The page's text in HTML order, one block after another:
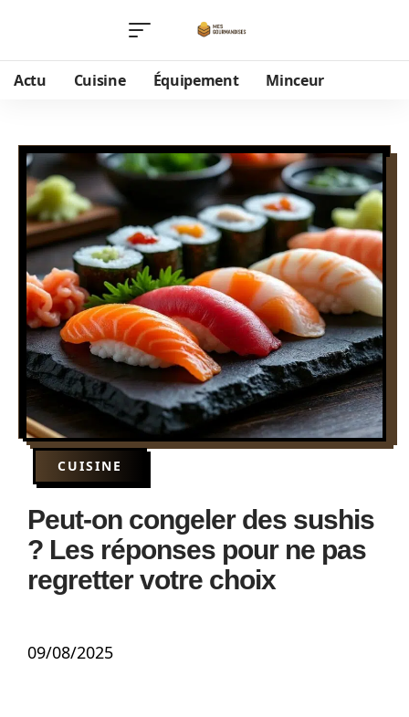
Actu Cuisine Équipement Minceur
CUISINE
Peut-on congeler des sushis
? Les réponses pour ne pas
regretter votre choix
09/08/2025